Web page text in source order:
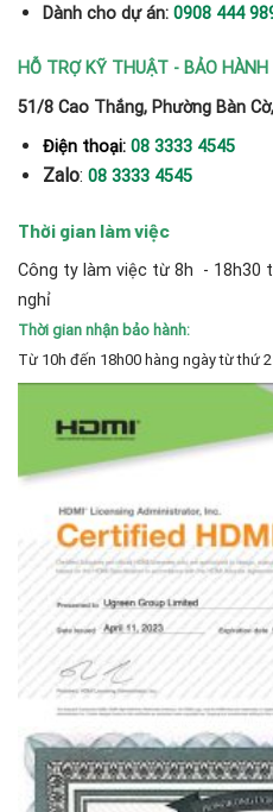
Dành cho dự án: 0908 444
HỖ TRỢ KỸ THUẬT - BẢO HÀNH
51/8 Cao Thắng, Phường Bàn
Điện thoại: 08 3333 4545
Zalo: 08 3333 4545
Thời gian làm việc
Công ty làm việc từ 8h - 18h30
nghỉ
Thời gian nhận bảo hành:
Từ 10h đến 18h00 hàng ngày từ thứ